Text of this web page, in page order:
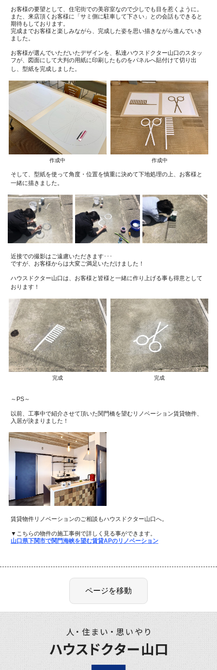
お客様の要望として、住宅街での美容室なので少しでも目を惹くように。
また、来店頂くお客様に「サミ側に駐車して下さい」との会話もできると
期待もしております。
完成までお客様と楽しみながら、完成した姿を思い描きながら進んでいき
ました。
お客様が選んでいただいたデザインを、私達ハウスドクター山口のスタッ
フが、図面にして大判の用紙に印刷したものをパネルへ貼付けて切り出
し、型紙を完成しました。
作成中 作成中
そして、型紙を使って角度・位置を慎重に決めて下地処理の上、お客様と
一緒に描きました。
近接での撮影はご遠慮いただきます･･･
ですが、お客様からは大変ご満足いただけました！
ハウスドクター山口は、お客様と皆様と一緒に作り上げる事も得意として
おります！
完成 完成
～PS～
以前、工事中で紹介させて頂いた関門橋を望むリノベーション賃貸物件、
入居が決まりました！
賃貸物件リノベーションのご相談もハウスドクター山口へ。
▼こちらの物件の施工事例で詳しく見る事ができます。
山口県下関市で関門海峡を望む賃貸APのリノベーション